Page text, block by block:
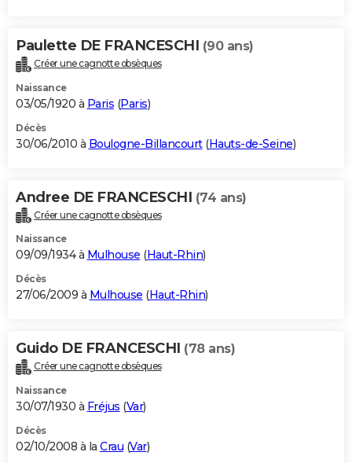
Paulette DE FRANCESCHI (90 ans)
Créer une cagnotte obsèques
Naissance
03/05/1920 à Paris (Paris)
Décès
30/06/2010 à Boulogne-Billancourt(Hauts-de-Seine)
Andree DE FRANCESCHI (74 ans)
Créer une cagnotte obsèques
Naissance
09/09/1934 à Mulhouse (Haut-Rhin)
Décès
27/06/2009 à Mulhouse (Haut-Rhin)
Guido DE FRANCESCHI (78 ans)
Créer une cagnotte obsèques
Naissance
30/07/1930 à Fréjus (Var)
Décès
02/10/2008 à la Crau (Var)